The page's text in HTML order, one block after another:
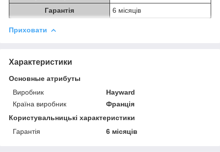
Гарантія
6 місяців
Приховати
Характеристики
Основные атрибуты
Виробник
Hayward
Країна виробник
Франція
Користувальницькі характеристики
Гарантія
6 місяців